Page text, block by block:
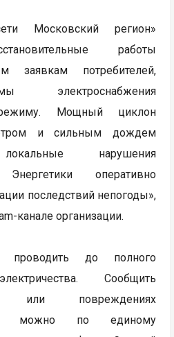
Московский регион»
работы
заявкам потребителей,
электроснабжения
Мощный циклон
и сильным дождем
нарушения
Энергетики оперативно
последствий непогоды»,
канале организации.
проводить до полного
Сообщить
или повреждениях
можно по единому